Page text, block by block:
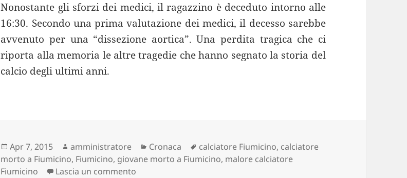
Nonostante gli sforzi dei medici, il ragazzino è deceduto intorno alle
16:30. Secondo una prima valutazione dei medici, il decesso sarebbe
avvenuto per una “dissezione aortica”. Una perdita tragica che ci
riporta alla memoria le altre tragedie che hanno segnato la storia del
calcio degli ultimi anni.
Scritto
il
Apr 7, 2015 Autore
amministratore Categorie
Cronaca Tag
calciatore Fiumicino, calciatore
morto a Fiumicino, Fiumicino, giovane morto a Fiumicino, malore calciatore
Fiumicino
Lascia un commento